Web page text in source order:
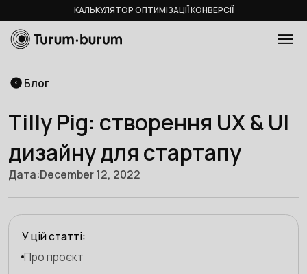
КАЛЬКУЛЯТОР ОПТИМІЗАЦІЇ КОНВЕРСІЇ
Блог
Tilly Pig: створення UX & UI
дизайну для стартапу
Дата:December 12, 2022
У цій статті:
Про проєкт